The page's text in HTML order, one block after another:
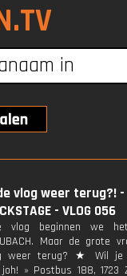
vlog weer terug?! -
- VLOG 056
vlog beginnen we
Maar de grote
weer terug? ★ Wil je
» Postbus 188, 1723